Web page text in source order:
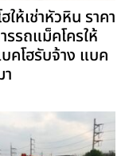
ให้เช่าหัวหิน ราคา
รรถแม็คโครให้
คโฮรับจ้าง แบค